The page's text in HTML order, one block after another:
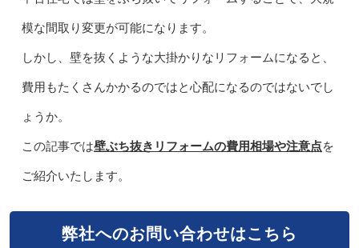
模な間取り変更が可能になります。
しかし、壁を抜くような大掛かりなリフォームになると、
費用もたくさんかかるのではと心配になるのではないでし
ょうか。
この記事では壁ぶち抜きリフォームの費用相場や注意点を
ご紹介いたします。
弊社へのお問い合わせはこちら